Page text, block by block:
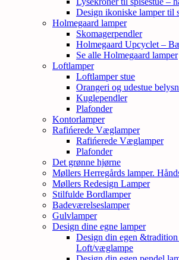
Design ikoniske lamper til
Holmegaard lamper
Skomagerpendler
Holmegaard Upcyclet –
Se alle Holmegaard lamper
Loftlamper
Loftlamper stue
Orangeri og udestue
Kuglependler
Plafonder
Kontorlamper
Rafińerede Væglamper
Rafińerede Væglamper
Plafonder
Det grønne hjørne
Møllers Herregårds lamper.
Møllers Redesign Lamper
Stilfulde Bordlamper
Badeværelseslamper
Gulvlamper
Design dine egne lamper
Design din egen
Loft/væglampe